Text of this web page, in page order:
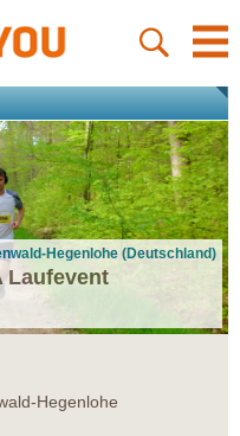
Hegenlohe (Deutschland)
Laufevent
Hegenlohe